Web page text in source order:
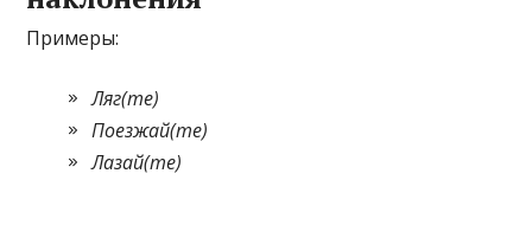
Примеры:
Ляг(те)
Поезжай(те)
Лазай(те)